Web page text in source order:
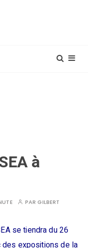
à
PARGILBERT
se tiendra du 26
des expositions de la